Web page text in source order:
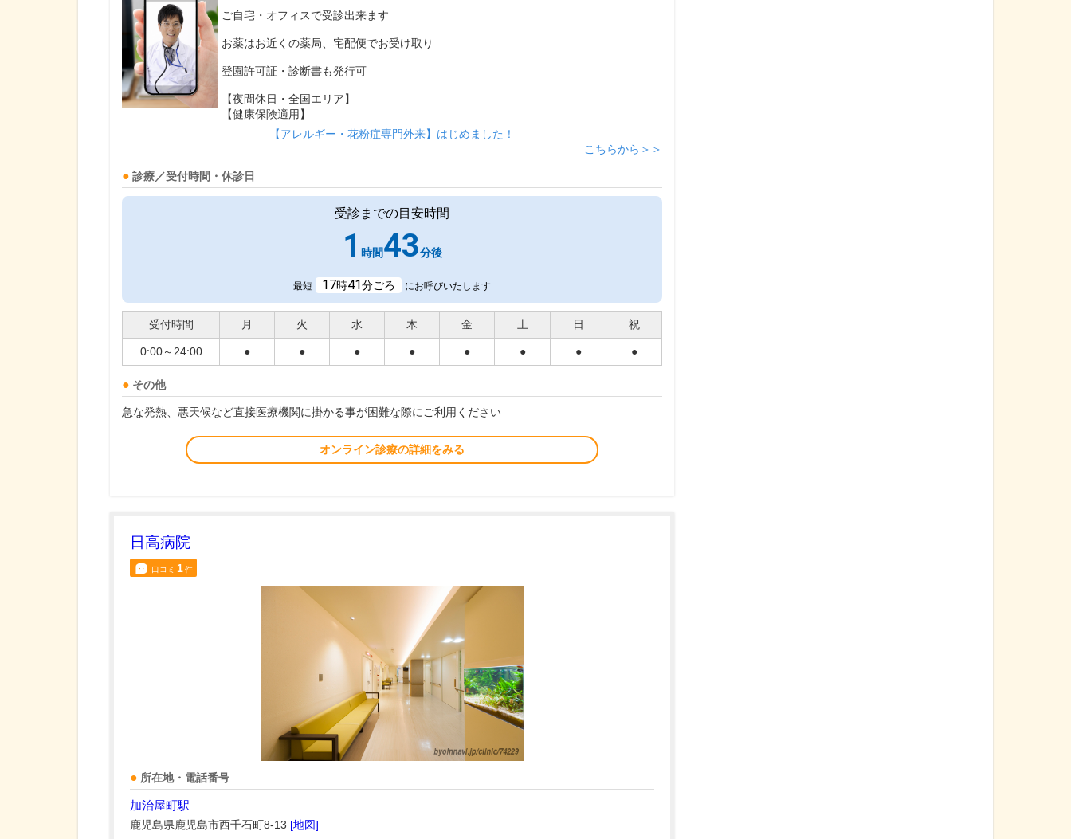
ご自宅・オフィスで受診出来ます
お薬はお近くの薬局、宅配便でお受け取り
登園許可証・診断書も発行可
【夜間休日・全国エリア】
【健康保険適用】
【アレルギー・花粉症専門外来】はじめました！
こちらから＞＞
診療／受付時間・休診日
受診までの目安時間
1 時間43分後
最短 17時41分ごろ にお呼びいたします
受付時間 月 火 水 木 金 土 日 祝
0:00～24:00 ● ● ● ● ● ● ● ●
その他
急な発熱、悪天候など直接医療機関に掛かる事が困難な際にご利用ください
オンライン診療の詳細をみる
日高病院
口コミ 1件
所在地・電話番号
加治屋町駅
鹿児島県鹿児島市西千石町8-13 [地図]